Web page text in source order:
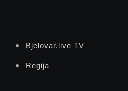
Bjelovar.live TV
Regija